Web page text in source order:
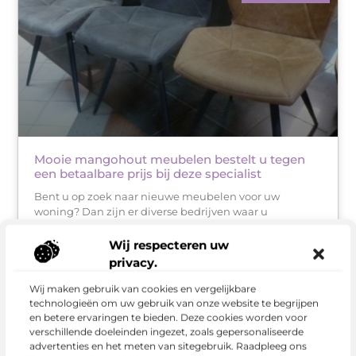
Wij respecteren uw
privacy.
Wij maken gebruik van cookies en vergelijkbare
technologieën om uw gebruik van onze website te begrijpen
en betere ervaringen te bieden. Deze cookies worden voor
verschillende doeleinden ingezet, zoals gepersonaliseerde
advertenties en het meten van sitegebruik. Raadpleeg ons
Mooie mangohout meubelen bestelt u tegen
een betaalbare prijs bij deze specialist
Bent u op zoek naar nieuwe meubelen voor uw
woning? Dan zijn er diverse bedrijven waar u
geven aan nieuwe
GROOTHANDEL